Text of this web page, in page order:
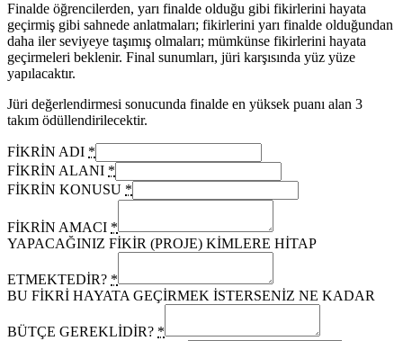
Finalde öğrencilerden, yarı finalde olduğu gibi fikirlerini hayata
geçirmiş gibi sahnede anlatmaları; fikirlerini yarı finalde olduğundan
daha iler seviyeye taşımış olmaları; mümkünse fikirlerini hayata
geçirmeleri beklenir. Final sunumları, jüri karşısında yüz yüze
yapılacaktır.
Jüri değerlendirmesi sonucunda finalde en yüksek puanı alan 3
takım ödüllendirilecektir.
FİKRİN ADI *
FİKRİN ALANI *
FİKRİN KONUSU *
FİKRİN AMACI *
YAPACAĞINIZ FİKİR (PROJE) KİMLERE HİTAP
ETMEKTEDİR? *
BU FİKRİ HAYATA GEÇİRMEK İSTERSENİZ NE KADAR
BÜTÇE GEREKLİDİR? *